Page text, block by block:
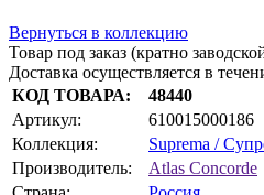
Вернуться в коллекцию
Товар под заказ (кратно
Доставка осуществляется в
КОД ТОВАРА:
48440
Артикул:
610015000186
Коллекция:
Suprema /
Производитель:
Atlas Concorde